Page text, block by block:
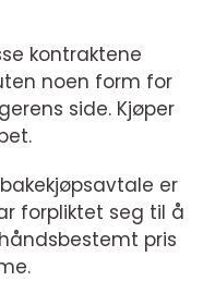
kontraktene
noen form for
side. Kjøper
er
forpliktet seg til å
pris